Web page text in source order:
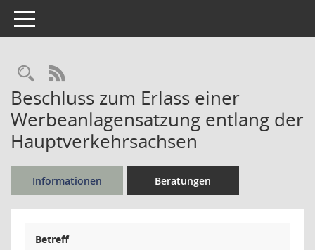
Toggle navigation
Rechercheauswahl
RSS-Feed
Beschluss zum Erlass einer
Werbeanlagensatzung entlang der
Hauptverkehrsachsen
Informationen Beratungen
Betreff